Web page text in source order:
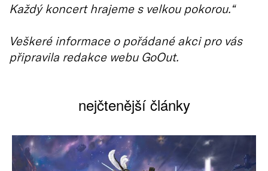
Každý koncert hrajeme s velkou pokorou.“
Veškeré informace o pořádané akci pro vás
připravila redakce webu GoOut.
nejčtenější články